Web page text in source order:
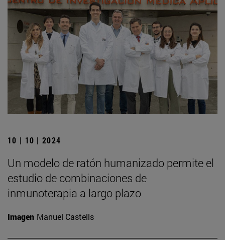
10 | 10 | 2024
Un modelo de ratón humanizado permite el
estudio de combinaciones de
inmunoterapia a largo plazo
Imagen Manuel Castells